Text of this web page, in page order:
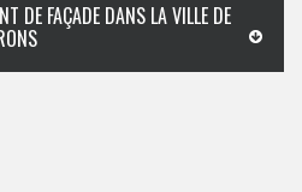
DE FAÇADE DANS LA VILLE DE